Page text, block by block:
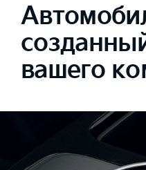
вашего